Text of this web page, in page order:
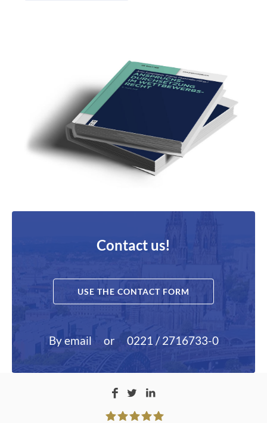
Contact us!
USE THE CONTACT FORM
By email or 0221 / 2716733-0